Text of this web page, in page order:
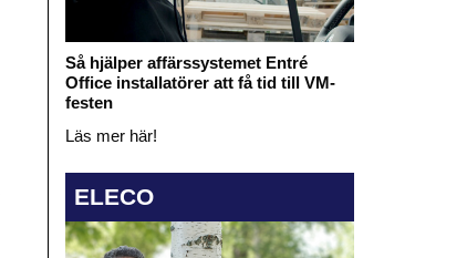
Så hjälper affärssystemet Entré
Office installatörer att få tid till VM-
festen
Läs mer här!
ELECO